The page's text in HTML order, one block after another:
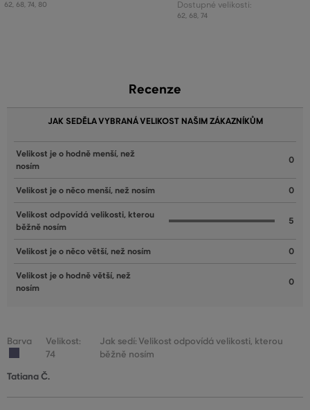
62, 68, 74, 80 Dostupné velikosti:
62, 68, 74
Recenze
JAK SEDĚLA VYBRANÁ VELIKOST NAŠIM ZÁKAZNÍKŮM
Velikost je o hodně menší, než
nosím
0
Velikost je o něco menší, než nosím 0
Velikost odpovídá velikosti, kterou
běžně nosím
5
Velikost je o něco větší, než nosím 0
Velikost je o hodně větší, než
nosím
0
Barva
Velikost:
74
Jak sedí: Velikost odpovídá velikosti, kterou
běžně nosím
Tatiana Č.